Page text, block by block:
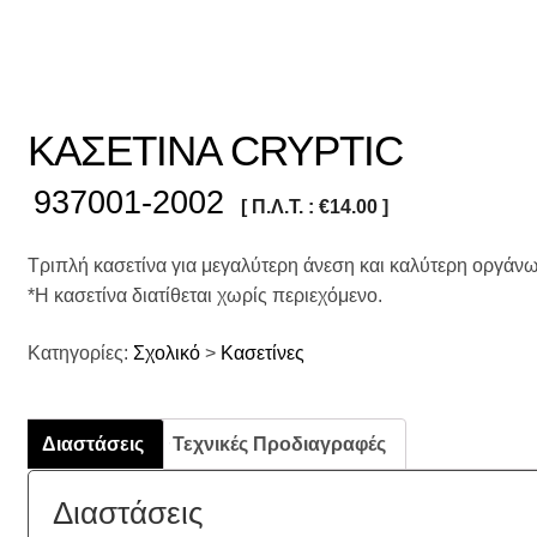
ΚΑΣΕΤΙΝΑ CRYPTIC
937001-2002 [ Π.Λ.Τ. :€14.00 ]
Τριπλή κασετίνα για μεγαλύτερη άνεση και καλύτερη
*Η κασετίνα διατίθεται χωρίς περιεχόμενο.
Κατηγορίες: Σχολικό > Κασετίνες
Διαστάσεις Τεχνικές Προδιαγραφές
Διαστάσεις